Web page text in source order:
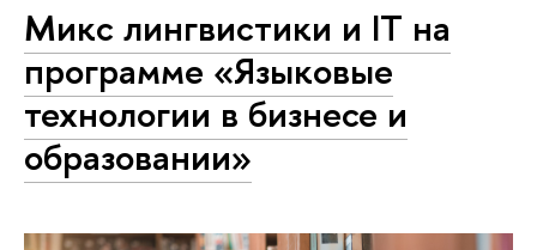
Микс лингвистики и IT на
программе «Языковые
технологии в бизнесе и
образовании»